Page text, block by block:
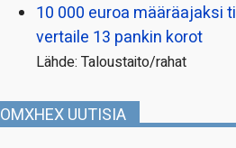
10 000 euroa määräajaksi
vertaile 13 pankin korot
Lähde: Taloustaito/rahat
OMXHEX UUTISIA